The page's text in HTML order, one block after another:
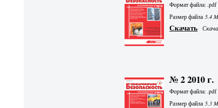
Формат файла: .pdf
Размер файла5.4
Скачать
№ 2 2010 г.
Формат файла: .pdf
Размер файла 5.3